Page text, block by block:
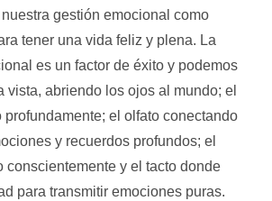
gestión emocional como
tener una vida feliz y plena. La
es un factor de éxito y podemos
vista, abriendo los ojos al mundo; el
el olfato conectando
y recuerdos profundos; el
conscientemente y el tacto donde
para transmitir emociones puras.